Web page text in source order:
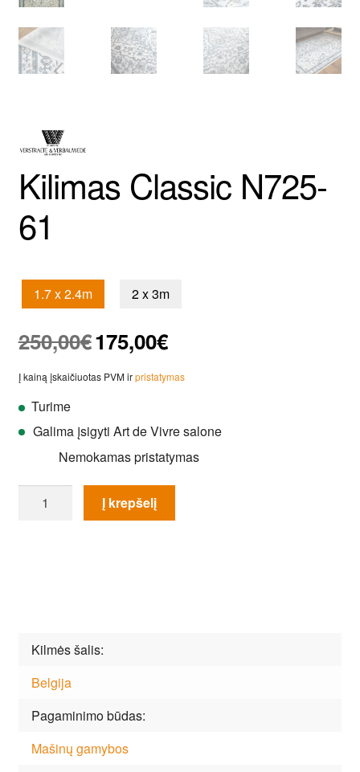
Kilimas Classic N725-
61
1.7 x 2.4m 2 x 3m
250,00€ Original
price
was:
175,00€Current
price
is:
Į kainą įskaičiuotas PVM irpristatymas
Turime
Galima įsigyti Art de Vivre salone
Nemokamas pristatymas
kiekis:
Į krepšelį
Kilmės šalis
Belgija
Pagaminimo būdas
Mašinų gamybos